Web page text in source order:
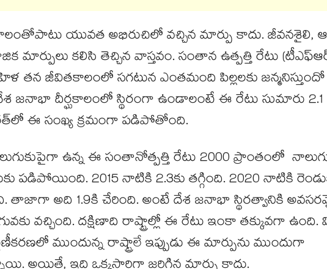
యువత అభిరుచిలో వచ్చిన మార్పు కాదు. జీవనశైలి,
మార్పులు కలిసి తెచ్చిన వాస్తవం. సంతాన ఉత్పత్తి రేటు
తన జీవితకాలంలో సగటున ఎంతమంది పిల్లలకు
జనాభా దీర్ఘకాలంలో స్థిరంగా ఉండాలంటే ఈ రేటు సుమారు 2.1
ఈ సంఖ్య క్రమంగా పడిపోతోంది.
ఉన్న ఈ సంతానోత్పత్తి రేటు 2000 ప్రాంతంలో
పడిపోయింది. 2015 నాటికి 2.3కు తగ్గింది. 2020 నాటికి
అది 1.9కి చేరింది. అంటే దేశ జనాభా స్థిరత్వానికి
వచ్చింది. దక్షిణాది రాష్ట్రాల్లో ఈ రేటు ఇంకా తక్కువగా ఉంది.
ముందున్న రాష్ట్రాలే ఇప్పుడు ఈ మార్పును ముందుగా